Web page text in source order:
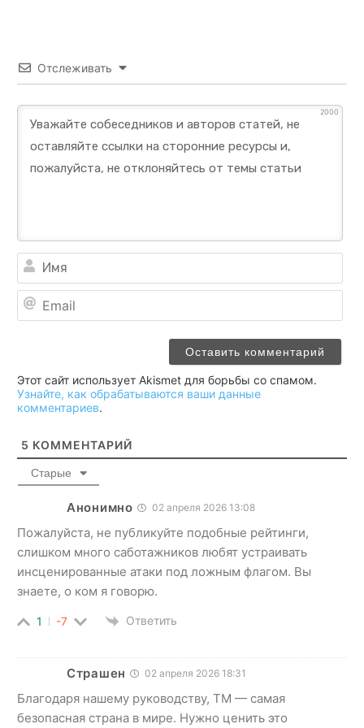
Отслеживать
2000
Этот сайт использует Akismet для борьбы со спамом.
Узнайте, как обрабатываются ваши данные
комментариев.
5 КОММЕНТАРИЙ
Старые
Анонимно 02 апреля 2026 13:08
Пожалуйста, не публикуйте подобные рейтинги,
слишком много саботажников любят устраивать
инсценированные атаки под ложным флагом. Вы
знаете, о ком я говорю.
1 -7 Ответить
Страшен 02 апреля 2026 18:31
Благодаря нашему руководству, ТМ — самая
безопасная страна в мире. Нужно ценить это